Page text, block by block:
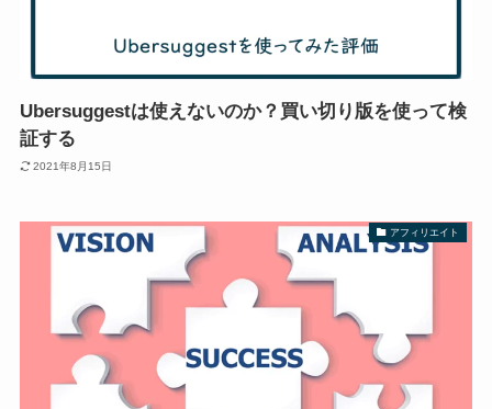
Ubersuggestは使えないのか？買い切り版を使って検
証する
2021年8月15日
アフィリエイト